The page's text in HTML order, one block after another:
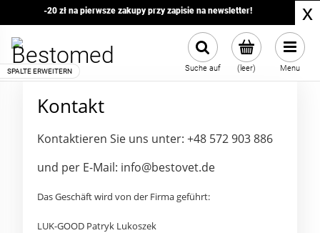
-20 zł na pierwsze zakupy przy zapisie na newsletter! x
(leer)
Suche auf Menu
Kontakt
Kontaktieren Sie uns unter: +48 572 903 886
und per E-Mail: info@bestovet.de
Das Geschäft wird von der Firma geführt:
LUK-GOOD Patryk Lukoszek